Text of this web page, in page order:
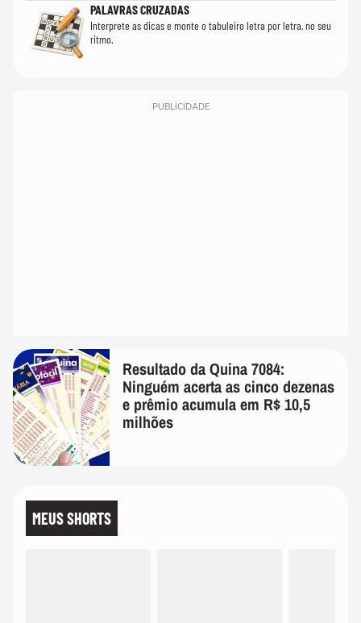
PALAVRAS CRUZADAS
Interprete as dicas e monte o tabuleiro letra por letra, no seu
ritmo.
PUBLICIDADE
Resultado da Quina 7084:
Ninguém acerta as cinco dezenas
e prêmio acumula em R$ 10,5
milhões
MEUS SHORTS